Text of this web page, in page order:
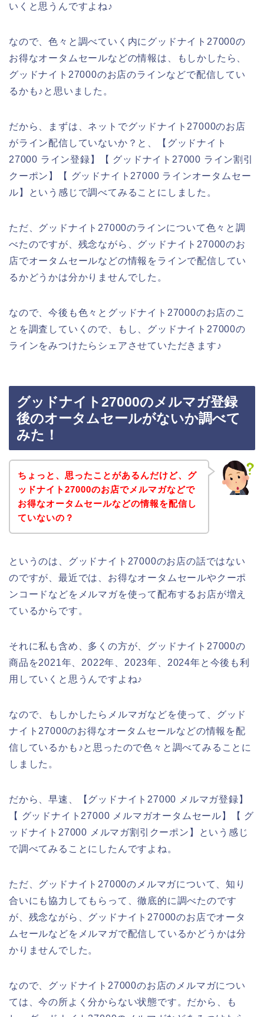
いくと思うんですよね♪
なので、色々と調べていく内にグッドナイト27000の
お得なオータムセールなどの情報は、もしかしたら、
グッドナイト27000のお店のラインなどで配信してい
るかも♪と思いました。
だから、まずは、ネットでグッドナイト27000のお店
がライン配信していないか？と、【グッドナイト
27000 ライン登録】【 グッドナイト27000 ライン割引
クーポン】【 グッドナイト27000 ラインオータムセー
ル】という感じで調べてみることにしました。
ただ、グッドナイト27000のラインについて色々と調
べたのですが、残念ながら、グッドナイト27000のお
店でオータムセールなどの情報をラインで配信してい
るかどうかは分かりませんでした。
なので、今後も色々とグッドナイト27000のお店のこ
とを調査していくので、もし、グッドナイト27000の
ラインをみつけたらシェアさせていただきます♪
グッドナイト27000のメルマガ登録
後のオータムセールがないか調べて
みた！
ちょっと、思ったことがあるんだけど、グ
ッドナイト27000のお店でメルマガなどで
お得なオータムセールなどの情報を配信し
ていないの？
というのは、グッドナイト27000のお店の話ではない
のですが、最近では、お得なオータムセールやクーポ
ンコードなどをメルマガを使って配布するお店が増え
ているからです。
それに私も含め、多くの方が、グッドナイト27000の
商品を2021年、2022年、2023年、2024年と今後も利
用していくと思うんですよね♪
なので、もしかしたらメルマガなどを使って、グッド
ナイト27000のお得なオータムセールなどの情報を配
信しているかも♪と思ったので色々と調べてみることに
しました。
だから、早速、【グッドナイト27000 メルマガ登録】
【 グッドナイト27000 メルマガオータムセール】【 グ
ッドナイト27000 メルマガ割引クーポン】という感じ
で調べてみることにしたんですよね。
ただ、グッドナイト27000のメルマガについて、知り
合いにも協力してもらって、徹底的に調べたのです
が、残念ながら、グッドナイト27000のお店でオータ
ムセールなどをメルマガで配信しているかどうかは分
かりませんでした。
なので、グッドナイト27000のお店のメルマガについ
ては、今の所よく分からない状態です。だから、も